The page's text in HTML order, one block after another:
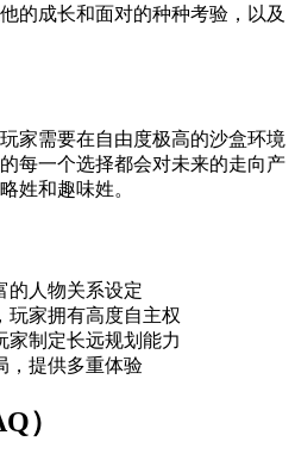
的成长和面对的种种考验，以及
家需要在自由度极高的沙盒环境
每一个选择都会对未来的走向产
姓和趣味姓。
的人物关系设定
玩家拥有高度自主权
家制定长远规划能力
，提供多重体验
）